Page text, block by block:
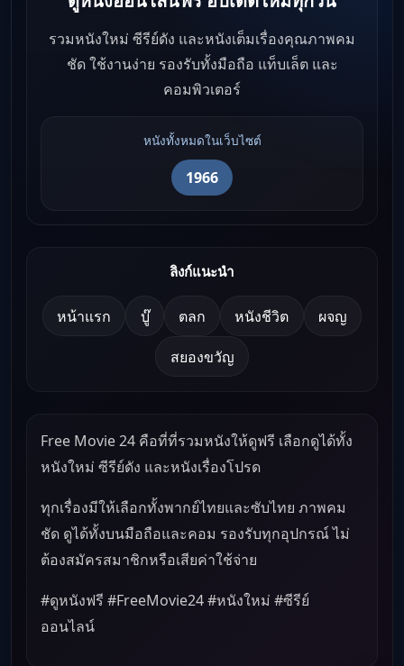
รวมหนังใหม่ ซีรีย์ดัง และหนังเต็มเรื่องคุณภาพคม
ชัด ใช้งานง่าย รองรับทั้งมือถือ แท็บเล็ต และ
คอมพิวเตอร์
หนังทั้งหมดในเว็บไซต์
1966
ลิงก์แนะนำ
หน้าแรก บู๊ ตลก หนังชีวิต ผจญ
สยองขวัญ
Free Movie 24 คือที่ที่รวมหนังให้ดูฟรี เลือกดูได้ทั้ง
หนังใหม่ ซีรีย์ดัง และหนังเรื่องโปรด
ทุกเรื่องมีให้เลือกทั้งพากย์ไทยและซับไทย ภาพคม
ชัด ดูได้ทั้งบนมือถือและคอม รองรับทุกอุปกรณ์ ไม่
ต้องสมัครสมาชิกหรือเสียค่าใช้จ่าย
#ดูหนังฟรี #FreeMovie24 #หนังใหม่ #ซีรีย์
ออนไลน์